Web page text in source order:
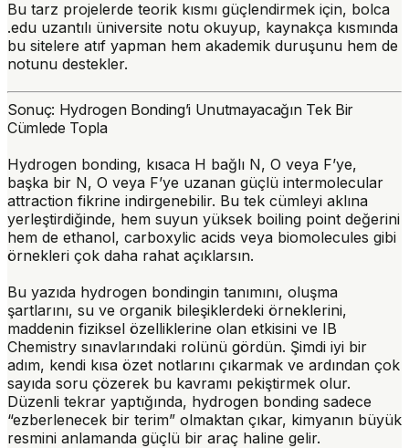
Bu tarz projelerde teorik kısmı güçlendirmek için, bolca
.edu uzantılı üniversite notu okuyup, kaynakça kısmında
bu sitelere atıf yapman hem akademik duruşunu hem de
notunu destekler.
Sonuç: Hydrogen Bonding’i Unutmayacağın Tek Bir
Cümlede Topla
Hydrogen bonding, kısaca H bağlı N, O veya F’ye,
başka bir N, O veya F’ye uzanan güçlü intermolecular
attraction fikrine indirgenebilir. Bu tek cümleyi aklına
yerleştirdiğinde, hem suyun yüksek boiling point değerini
hem de ethanol, carboxylic acids veya biomolecules gibi
örnekleri çok daha rahat açıklarsın.
Bu yazıda hydrogen bondingin tanımını, oluşma
şartlarını, su ve organik bileşiklerdeki örneklerini,
maddenin fiziksel özelliklerine olan etkisini ve IB
Chemistry sınavlarındaki rolünü gördün. Şimdi iyi bir
adım, kendi kısa özet notlarını çıkarmak ve ardından çok
sayıda soru çözerek bu kavramı pekiştirmek olur.
Düzenli tekrar yaptığında, hydrogen bonding sadece
“ezberlenecek bir terim” olmaktan çıkar, kimyanın büyük
resmini anlamanda güçlü bir araç haline gelir.